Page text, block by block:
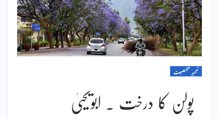
تعمیر شخصیت
پولن کا درخت ۔ ابویحییٰ